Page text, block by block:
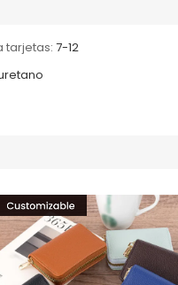
tarjetas: 7-12